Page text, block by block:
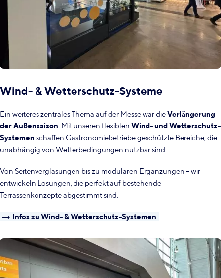
Wind- & Wetterschutz-Systeme
Ein weiteres zentrales Thema auf der Messe war dieVerlängerung
der Außensaison . Mit unseren flexiblen Wind- und Wetterschutz-
Systemen schaffen Gastronomiebetriebe geschützte Bereiche, die
unabhängig von Wetterbedingungen nutzbar sind.
Von Seitenverglasungen bis zu modularen Ergänzungen – wir
entwickeln Lösungen, die perfekt auf bestehende
Terrassenkonzepte abgestimmt sind.
Infos zu Wind- & Wetterschutz-Systemen